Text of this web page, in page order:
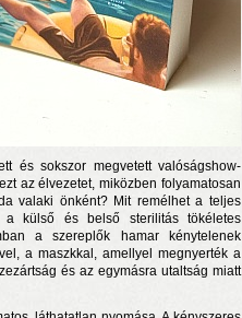
és sokszor megvetett valóságshow-
az élvezetet, miközben folyamatosan
valaki önként? Mit remélhet a teljes
a külső és belső sterilitás tökéletes
a szereplők hamar kénytelenek
a maszkkal, amellyel megnyerték a
és az egymásra utaltság miatt